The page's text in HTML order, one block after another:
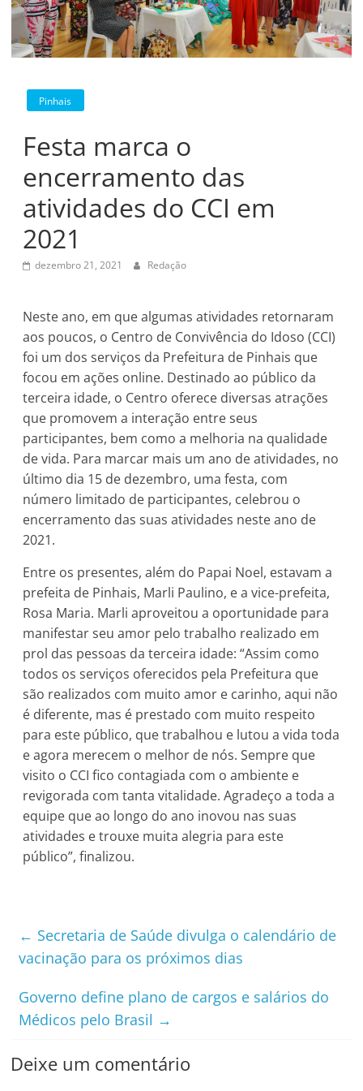
Pinhais
Festa marca o
encerramento das
atividades do CCI em
2021
dezembro 21, 2021 Redação
Neste ano, em que algumas atividades retornaram
aos poucos, o Centro de Convivência do Idoso (CCI)
foi um dos serviços da Prefeitura de Pinhais que
focou em ações online. Destinado ao público da
terceira idade, o Centro oferece diversas atrações
que promovem a interação entre seus
participantes, bem como a melhoria na qualidade
de vida. Para marcar mais um ano de atividades, no
último dia 15 de dezembro, uma festa, com
número limitado de participantes, celebrou o
encerramento das suas atividades neste ano de
2021.
Entre os presentes, além do Papai Noel, estavam a
prefeita de Pinhais, Marli Paulino, e a vice-prefeita,
Rosa Maria. Marli aproveitou a oportunidade para
manifestar seu amor pelo trabalho realizado em
prol das pessoas da terceira idade: “Assim como
todos os serviços oferecidos pela Prefeitura que
são realizados com muito amor e carinho, aqui não
é diferente, mas é prestado com muito respeito
para este público, que trabalhou e lutou a vida toda
e agora merecem o melhor de nós. Sempre que
visito o CCI fico contagiada com o ambiente e
revigorada com tanta vitalidade. Agradeço a toda a
equipe que ao longo do ano inovou nas suas
atividades e trouxe muita alegria para este
público”, finalizou.
← Secretaria de Saúde divulga o calendário de
vacinação para os próximos dias
Governo define plano de cargos e salários do
Médicos pelo Brasil →
Deixe um comentário